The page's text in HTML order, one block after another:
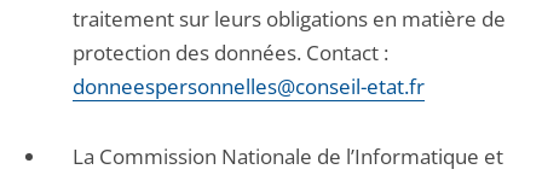
traitement sur leurs obligations en matière de
protection des données. Contact :
donneespersonnelles@conseil-etat.fr
La Commission Nationale de l’Informatique et